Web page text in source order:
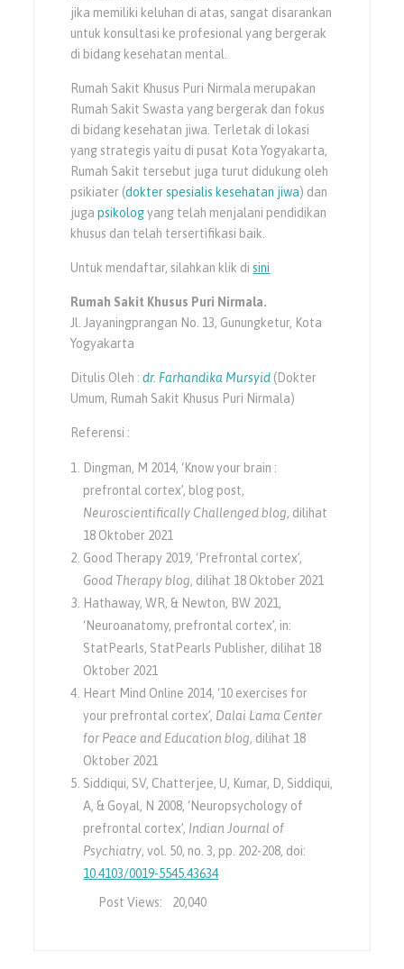
jika memiliki keluhan di atas, sangat disarankan
untuk konsultasi ke profesional yang bergerak
di bidang kesehatan mental.
Rumah Sakit Khusus Puri Nirmala merupakan
Rumah Sakit Swasta yang bergerak dan fokus
di bidang kesehatan jiwa. Terletak di lokasi
yang strategis yaitu di pusat Kota Yogyakarta,
Rumah Sakit tersebut juga turut didukung oleh
psikiater (dokter spesialis kesehatan jiwa) dan
jugapsikologyang telah menjalani pendidikan
khusus dan telah tersertifikasi baik.
Untuk mendaftar, silahkan klik disini
Rumah Sakit Khusus Puri Nirmala.
Jl. Jayaningprangan No. 13, Gunungketur, Kota
Yogyakarta
Ditulis Oleh :dr. Farhandika Mursyid (Dokter
Umum, Rumah Sakit Khusus Puri Nirmala)
Referensi :
Dingman, M 2014, ‘Know your brain :
prefrontal cortex’, blog post,
Neuroscientifically Challenged blog, dilihat
18 Oktober 2021
Good Therapy 2019, ‘Prefrontal cortex’,
Good Therapy blog, dilihat 18 Oktober 2021
Hathaway, WR, & Newton, BW 2021,
‘Neuroanatomy, prefrontal cortex’, in:
StatPearls, StatPearls Publisher, dilihat 18
Oktober 2021
Heart Mind Online 2014, ‘10 exercises for
your prefrontal cortex’, Dalai Lama Center
for Peace and Education blog, dilihat 18
Oktober 2021
Siddiqui, SV, Chatterjee, U, Kumar, D, Siddiqui,
A, & Goyal, N 2008, ‘Neuropsychology of
prefrontal cortex’, Indian Journal of
Psychiatry, vol. 50, no. 3, pp. 202-208, doi:
10.4103/0019-5545.43634
Post Views:
20,040